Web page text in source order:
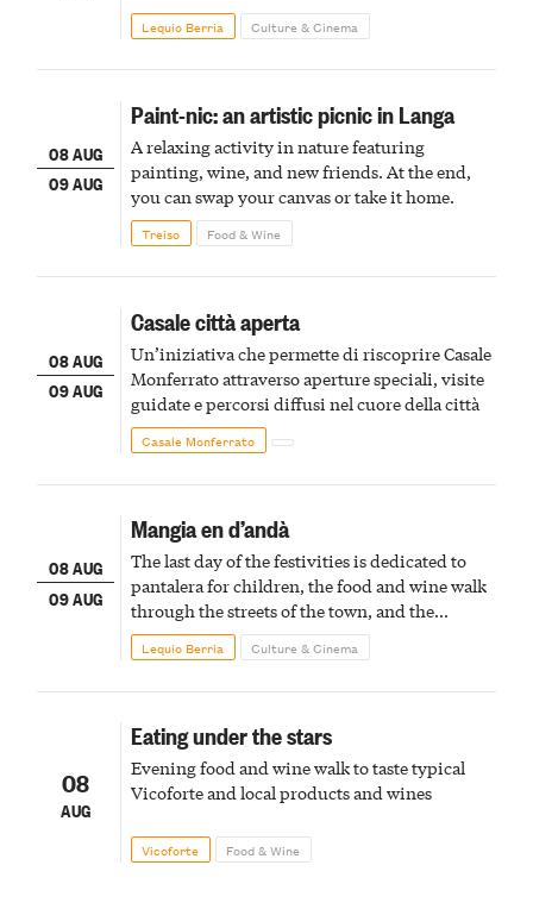
Lequio Berria Culture & Cinema
08 AUG
09 AUG
Paint-nic: an artistic picnic in Langa
A relaxing activity in nature featuring
painting, wine, and new friends. At the end,
you can swap your canvas or take it home.
Treiso Food & Wine
08 AUG
09 AUG
Casale città aperta
Un’iniziativa che permette di riscoprire Casale
Monferrato attraverso aperture speciali, visite
guidate e percorsi diffusi nel cuore della città
Casale Monferrato
08 AUG
09 AUG
Mangia en d’andà
The last day of the festivities is dedicated to
pantalera for children, the food and wine walk
through the streets of the town, and the
fireworks finale
Lequio Berria Culture & Cinema
08
AUG
Eating under the stars
Evening food and wine walk to taste typical
Vicoforte and local products and wines
Vicoforte Food & Wine